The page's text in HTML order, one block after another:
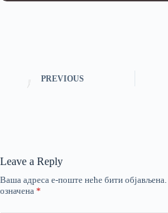
PREVIOUS
Leave a Reply
Ваша адреса е-поште неће бити објављена.
означена *